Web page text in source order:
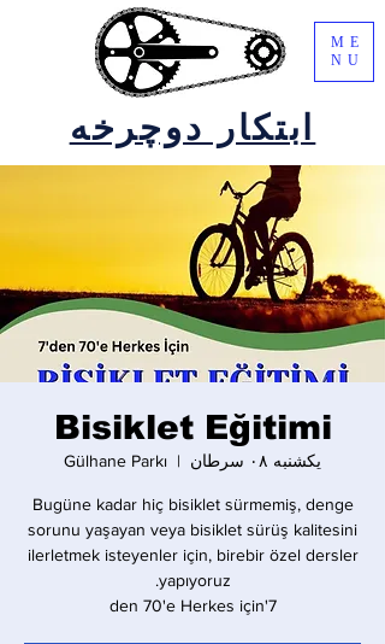
ابتکار دوچرخه
ME
NU
Bisiklet Eğitimi
یکشنبه ۰۸ سرطان
  |
Gülhane Parkı
Bugüne kadar hiç bisiklet sürmemiş, denge
sorunu yaşayan veya bisiklet sürüş kalitesini
ilerletmek isteyenler için, birebir özel dersler
7'den 70'e Herkes için